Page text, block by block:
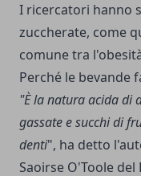
I ricercatori hanno
zuccherate, come
comune tra
Perché le bevande
"È la natura acida di
gassate e succhi di
denti", ha detto
Saoirse O'Toole